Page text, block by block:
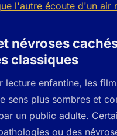
névroses
classiques
lecture enfantine, les
sens plus sombres et
un public adulte.
ou des